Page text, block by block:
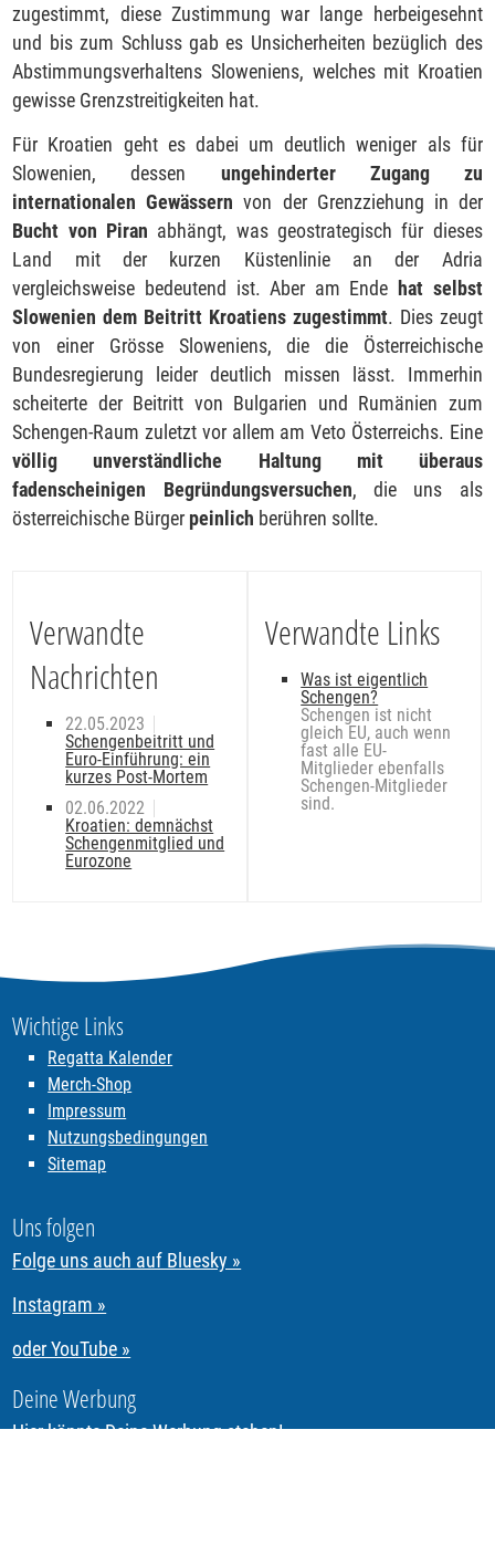
zugestimmt, diese Zustimmung war lange herbeigesehnt
und bis zum Schluss gab es Unsicherheiten bezüglich des
Abstimmungsverhaltens Sloweniens, welches mit Kroatien
gewisse Grenzstreitigkeiten hat.
Für Kroatien geht es dabei um deutlich weniger als für
Slowenien, dessen ungehinderter Zugang zu
internationalen Gewässern von der Grenzziehung in der
Bucht von Piran abhängt, was geostrategisch für dieses
Land mit der kurzen Küstenlinie an der Adria
vergleichsweise bedeutend ist. Aber am Ende hat selbst
Slowenien dem Beitritt Kroatiens zugestimmt. Dies zeugt
von einer Grösse Sloweniens, die die Österreichische
Bundesregierung leider deutlich missen lässt. Immerhin
scheiterte der Beitritt von Bulgarien und Rumänien zum
Schengen-Raum zuletzt vor allem am Veto Österreichs. Eine
völlig unverständliche Haltung mit überaus
fadenscheinigen Begründungsversuchen, die uns als
österreichische Bürger peinlich berühren sollte.
Verwandte
Nachrichten
22.05.2023
Schengenbeitritt und
Euro-Einführung: ein
kurzes Post-Mortem
02.06.2022
Kroatien: demnächst
Schengenmitglied und
Eurozone
Verwandte Links
Was ist eigentlich
Schengen?
Schengen ist nicht
gleich EU, auch wenn
fast alle EU-
Mitglieder ebenfalls
Schengen-Mitglieder
sind.
Wichtige Links
Regatta Kalender
Merch-Shop
Impressum
Nutzungsbedingungen
Sitemap
Uns folgen
Folge uns auch auf Bluesky »
Instagram »
oder YouTube »
Deine Werbung
Hier könnte Deine Werbung stehen!